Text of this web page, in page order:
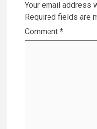
Your email address
Required fields are
Comment *